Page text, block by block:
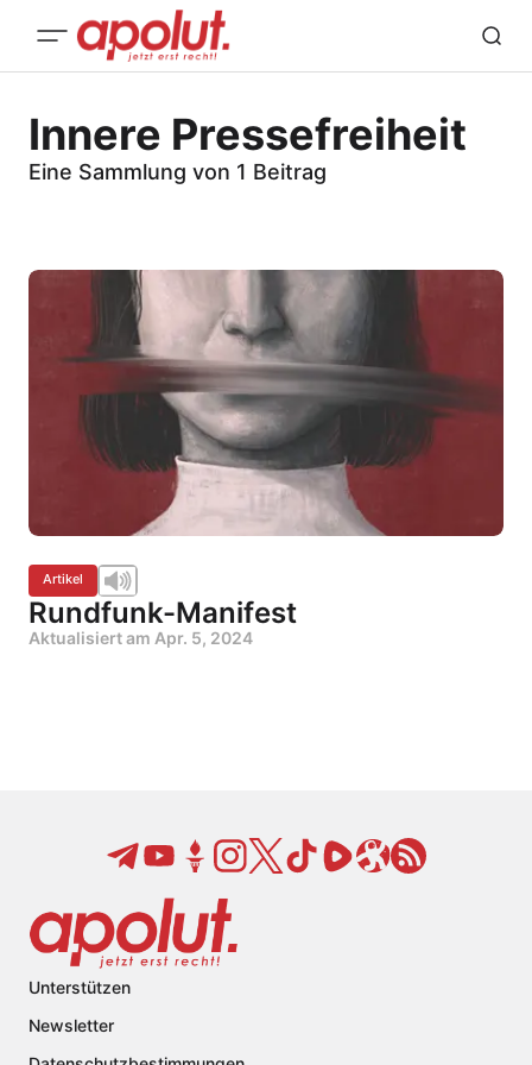
Innere Pressefreiheit
Eine Sammlung von 1 Beitrag
Artikel
Rundfunk-Manifest
Aktualisiert am Apr. 5, 2024
Unterstützen
Newsletter